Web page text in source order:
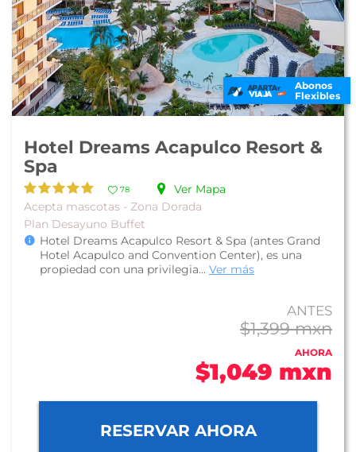
Abonos
Flexibles
Hotel Dreams Acapulco Resort &
Spa
78
Ver Mapa
Acepta mascotas - Zona Dorada
Plan Desayuno Buffet
Hotel Dreams Acapulco Resort & Spa (antes Grand
Hotel Acapulco and Convention Center), es una
propiedad con una privilegia... Ver más
ANTES
$1,399 mxn
AHORA
$1,049 mxn
RESERVAR AHORA